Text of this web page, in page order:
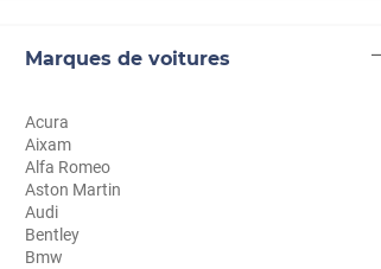
Kia
Mercedes-Benz
Mini
Nissan
Marques de voitures
Acura
Aixam
Alfa Romeo
Aston Martin
Audi
Bentley
Bmw